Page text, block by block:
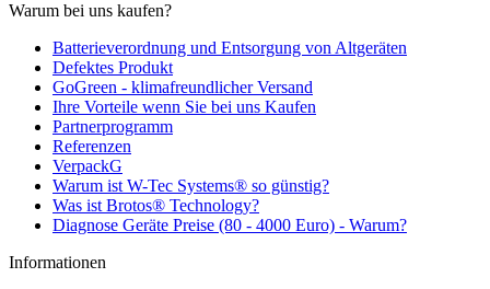
Warum bei uns kaufen?
Batterieverordnung und Entsorgung von Altgeräten
Defektes Produkt
GoGreen - klimafreundlicher Versand
Ihre Vorteile wenn Sie bei uns Kaufen
Partnerprogramm
Referenzen
VerpackG
Warum ist W-Tec Systems® so günstig?
Was ist Brotos® Technology?
Diagnose Geräte Preise (80 - 4000 Euro) - Warum?
Informationen